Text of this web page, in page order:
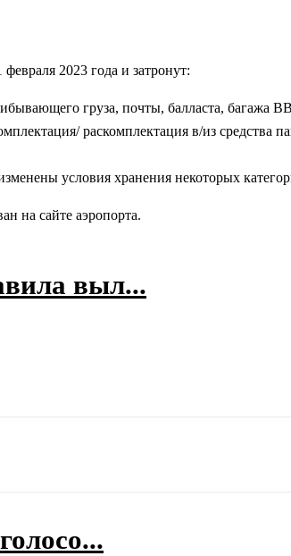
2023 года и затронут:
груза, почты, балласта, багажа
раскомплектация в/из средства
условия хранения некоторых
на сайте аэропорта.
выл...